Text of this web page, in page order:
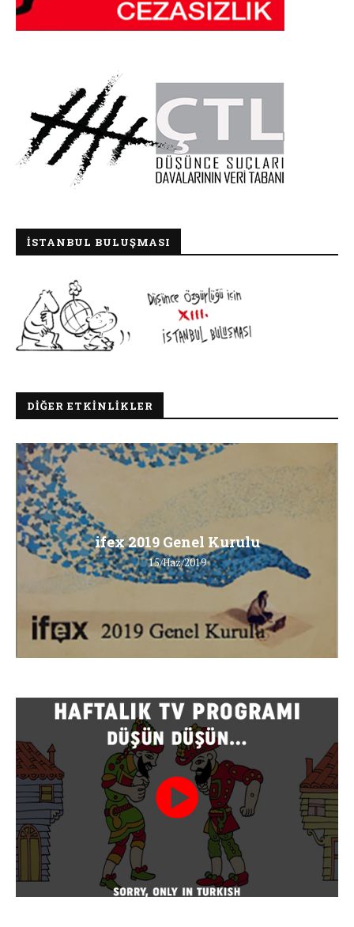
İSTANBUL BULUŞMASI
DIĞER ETKINLIKLER
ifex 2019 Genel Kurulu
15/Haz/2019